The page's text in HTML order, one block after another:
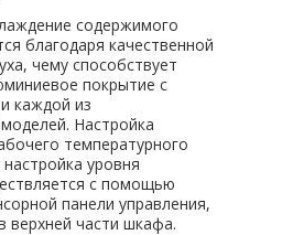
содержимого
благодаря качественной
чему способствует
покрытие с
каждой из
Настройка
температурного
уровня
с помощью
панели управления,
верхней части шкафа.